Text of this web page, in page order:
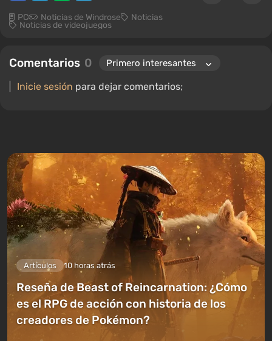
PC Noticias de Windrose Noticias
Noticias de videojuegos
Comentarios 0
Inicie sesión para dejar comentarios;
Artículos 10 horas atrás
Reseña de Beast of Reincarnation: ¿Cómo
es el RPG de acción con historia de los
creadores de Pokémon?